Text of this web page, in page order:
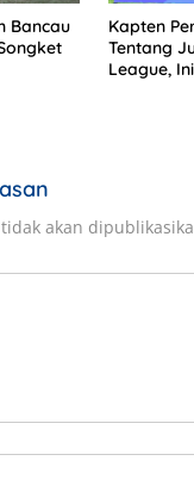
Bancau
Kapten
Tentang
League,
akan